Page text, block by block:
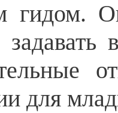
гидом.
для